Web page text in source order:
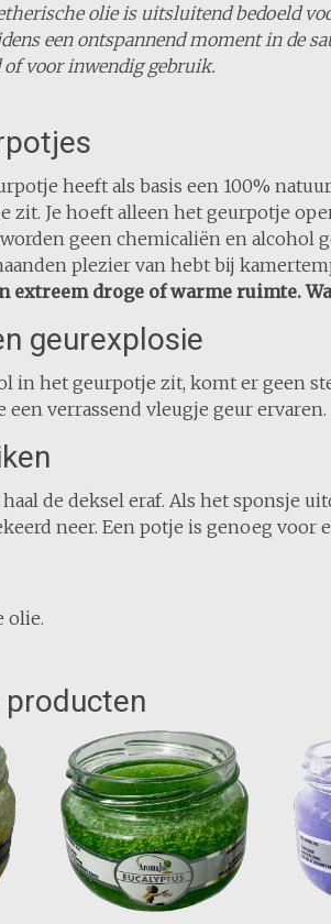
olie is uitsluitend bedoeld
een ontspannend moment in de
voor inwendig gebruik.
heeft als basis een 100%
zit. Je hoeft alleen het geurpotje
geen chemicaliën en alcohol
plezier van hebt bij
extreem droge of warme ruimte.
geurexplosie
in het geurpotje zit, komt er geen
een verrassend vleugje geur ervaren.
de deksel eraf. Als het sponsje
neer. Een potje is genoeg voor
olie.